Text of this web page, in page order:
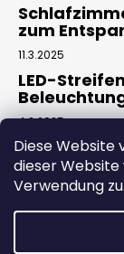
Diese Website
dieser
Verwendung
zum
11.3.2025
LED-
4.2.2025
Facebook